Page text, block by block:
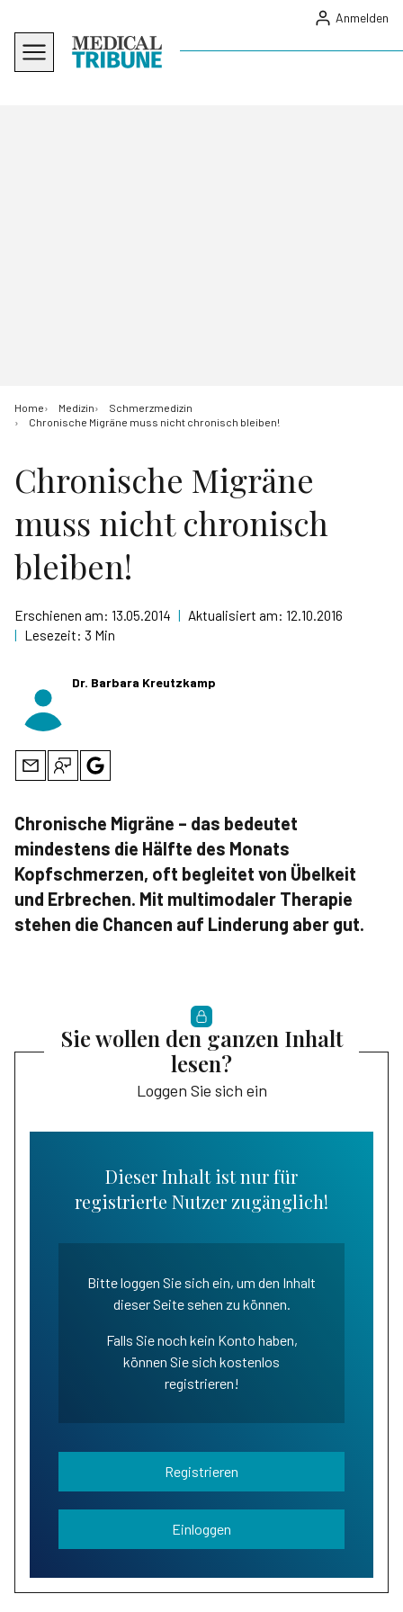
Anmelden
Home Medizin
Schmerzmedizin
Chronische Migräne muss nicht chronisch bleiben!
Chronische Migräne
muss nicht chronisch
bleiben!
Erschienen am: 13.05.2014 | Aktualisiert am: 12.10.2016
| Lesezeit: 3 Min
Dr. Barbara Kreutzkamp
Chronische Migräne – das bedeutet
mindestens die Hälfte des Monats
Kopfschmerzen, oft begleitet von Übelkeit
und Erbrechen. Mit multimodaler Therapie
stehen die Chancen auf Linderung aber gut.
Sie wollen den ganzen Inhalt
lesen?
Loggen Sie sich ein
Dieser Inhalt ist nur für
registrierte Nutzer zugänglich!
Bitte loggen Sie sich ein, um den Inhalt
dieser Seite sehen zu können.
Falls Sie noch kein Konto haben,
können Sie sich kostenlos
registrieren!
Registrieren
Einloggen